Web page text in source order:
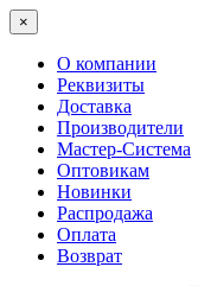
×
О компании
Реквизиты
Доставка
Производители
Мастер-Система
Оптовикам
Новинки
Распродажа
Оплата
Возврат